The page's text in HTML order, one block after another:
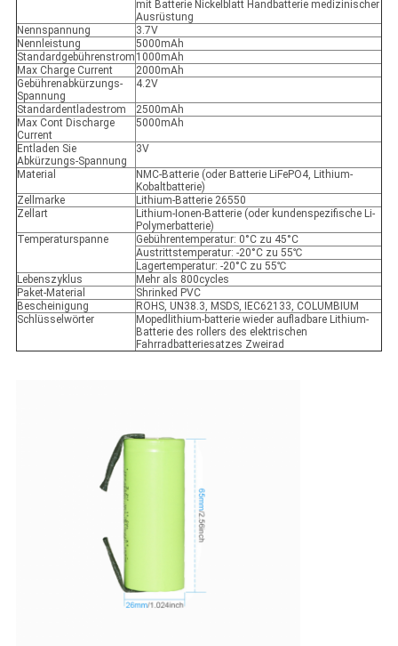
mit Batterie Nickelblatt Handbatterie medizinischer
Ausrüstung
Nennspannung
3.7V
Nennleistung
5000mAh
Standardgebührenstrom 1000mAh
Max Charge Current
2000mAh
Gebührenabkürzungs-
Spannung
4.2V
Standardentladestrom
2500mAh
Max Cont Discharge
Current
5000mAh
Entladen Sie
Abkürzungs-Spannung
3V
Material
NMC-Batterie (oder Batterie LiFePO4, Lithium-
Kobaltbatterie)
Zellmarke
Lithium-Batterie 26550
Zellart
Lithium-Ionen-Batterie (oder kundenspezifische Li-
Polymerbatterie)
Temperaturspanne
Gebührentemperatur: 0°C zu 45°C
Austrittstemperatur: -20°C zu 55℃
Lagertemperatur: -20°C zu 55℃
Lebenszyklus
Mehr als 800cycles
Paket-Material
Shrinked PVC
Bescheinigung
ROHS, UN38.3, MSDS, IEC62133, COLUMBIUM
Schlüsselwörter
Mopedlithium-batterie wieder aufladbare Lithium-
Batterie des rollers des elektrischen
Fahrradbatteriesatzes Zweirad